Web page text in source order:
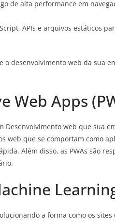
de alta performance em
APIs e arquivos estáticos
desenvolvimento web da sua
Web Apps
Desenvolvimento web que sua
web que se comportam como
Além disso, as PWAs são
a forma como os sites